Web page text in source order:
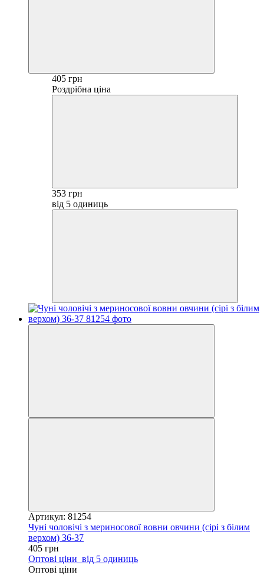
405 грн
Роздрібна ціна
353 грн
від 5 одиниць
Артикул: 81254
Чуні чоловічі з мериносової вовни овчини (сірі з білим
верхом) 36-37
405 грн
Оптові ціни від 5 одиниць
Оптові ціни